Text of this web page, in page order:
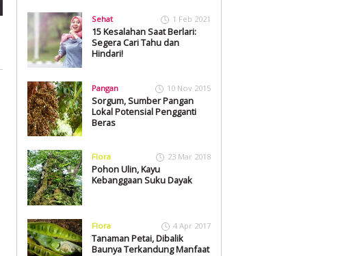
Sehat 1 Feb 2021
15 Kesalahan Saat Berlari:
Segera Cari Tahu dan
Hindari!
Pangan 10 Nov 2015
Sorgum, Sumber Pangan
Lokal Potensial Pengganti
Beras
Flora 23 Mar 2018
Pohon Ulin, Kayu
Kebanggaan Suku Dayak
Flora 4 Apr 2017
Tanaman Petai, Dibalik
Baunya Terkandung Manfaat